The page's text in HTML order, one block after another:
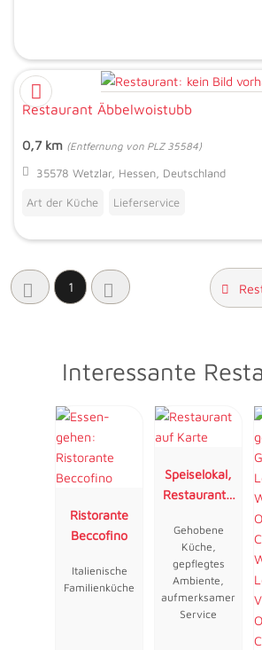
Restaurant Äbbelwoistubb
0,7 km (Entfernung von PLZ 35584)
35578 Wetzlar, Hessen, Deutschland
Art der Küche Lieferservice
1
Interessante
Ristorante
Beccofino
Italienische
Familienküche
Speiselokal,
Restaurant "
Gehobene
Küche,
gepflegtes
Ambiente,
aufmerksamer
Service